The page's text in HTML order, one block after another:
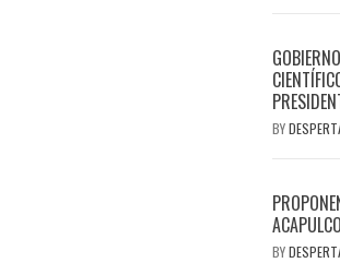
BY
ACAPULCO
BY